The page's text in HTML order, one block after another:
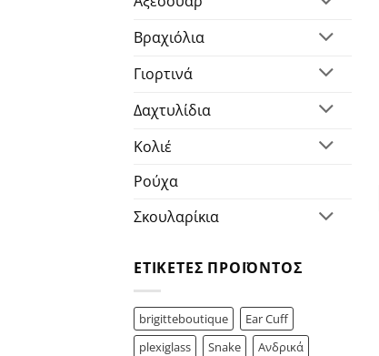
Βραχιόλια
Γιορτινά
Δαχτυλίδια
Κολιέ
Ρούχα
Σκουλαρίκια
ΕΤΙΚΈΤΕΣ ΠΡΟΪΌΝΤΟΣ
brigitteboutique
Ear Cuff
plexiglass
Snake
Ανδρικά